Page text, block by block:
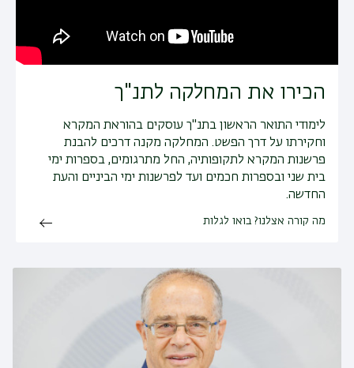
הכירו את המחלקה לתנ"ך
לימודי התואר הראשון בתנ"ך עוסקים בהוראת המקרא
וחקירתו על דרך הפשט. המחלקה מקנה דרכים להבנת
פרשנות המקרא לתקופותיה, החל מתרגומים, בספרות ימי
בית שני ובספרות חכמים ועד לפרשנות ימי הביניים והעת
החדשה.
מה קורה אצלנו? בואו לגלות